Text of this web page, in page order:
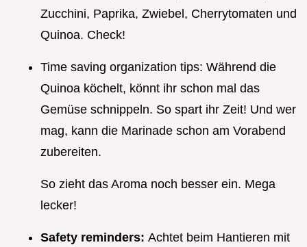
Zucchini, Paprika, Zwiebel, Cherrytomaten und
Quinoa. Check!
Time saving organization tips: Während die
Quinoa köchelt, könnt ihr schon mal das
Gemüse schnippeln. So spart ihr Zeit! Und wer
mag, kann die Marinade schon am Vorabend
zubereiten.
So zieht das Aroma noch besser ein. Mega
lecker!
Safety reminders: Achtet beim Hantieren mit